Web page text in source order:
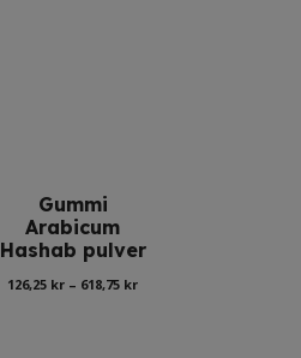
Gummi
Arabicum
Hashab pulver
126,25 kr – 618,75 krPrisintervall: